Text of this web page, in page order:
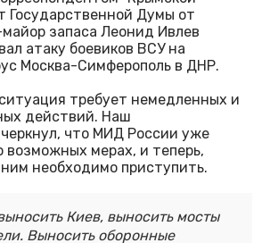
Государственной Думы от
запаса Леонид Ивлев
атаку боевиков ВСУ на
Москва-Симферополь в ДНР.
требует немедленных и
действий. Наш
что МИД России уже
возможных мерах, и теперь,
необходимо приступить.
Киев, выносить мосты
Выносить оборонные